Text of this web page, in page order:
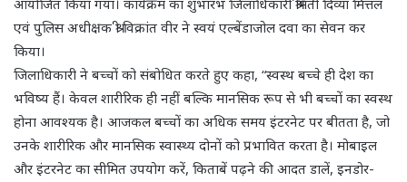
आयोजित किया गया। कार्यक्रम का शुभारंभ जिलाधिकारी श्रीमती दिव्या मित्तल
एवं पुलिस अधीक्षक श्री विक्रांत वीर ने स्वयं एल्बेंडाजोल दवा का सेवन कर
किया।
जिलाधिकारी ने बच्चों को संबोधित करते हुए कहा, “स्वस्थ बच्चे ही देश का
भविष्य हैं। केवल शारीरिक ही नहीं बल्कि मानसिक रूप से भी बच्चों का स्वस्थ
होना आवश्यक है। आजकल बच्चों का अधिक समय इंटरनेट पर बीतता है, जो
उनके शारीरिक और मानसिक स्वास्थ्य दोनों को प्रभावित करता है। मोबाइल
और इंटरनेट का सीमित उपयोग करें, किताबें पढ़ने की आदत डालें, इनडोर-